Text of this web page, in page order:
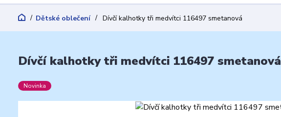
Dětské oblečení Dívčí kalhotky tři medvítci 116497 smetanová
Dívčí kalhotky tři medvítci 116497 smetanová
Novinka